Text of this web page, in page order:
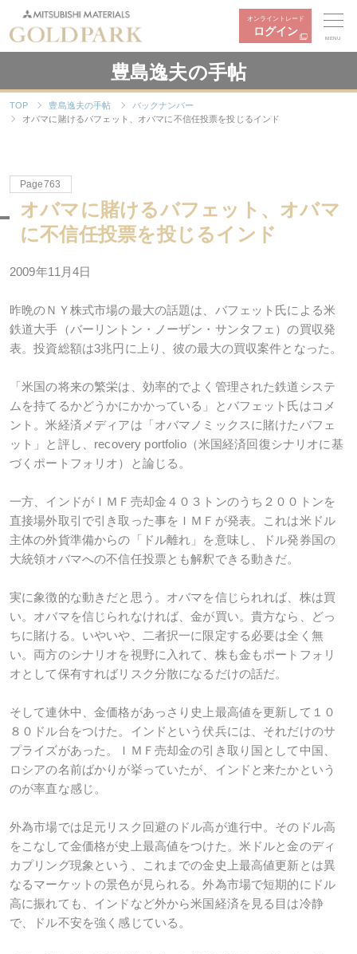
オンライントレード
ログイン
MENU
豊島逸夫の手帖
TOP 豊島逸夫の手帖
バックナンバー
オバマに賭けるバフェット、オバマに不信任投票を投じるインド
Page763
オバマに賭けるバフェット、オバマ
に不信任投票を投じるインド
2009年11月4日
昨晩のＮＹ株式市場の最大の話題は、バフェット氏による米
鉄道大手（バーリントン・ノーザン・サンタフェ）の買収発
表。投資総額は3兆円に上り、彼の最大の買収案件となった。
「米国の将来の繁栄は、効率的でよく管理された鉄道システ
ムを持てるかどうかにかかっている」とバフェット氏はコメ
ント。米経済メディアは「オバマノミックスに賭けたバフェ
ット」と評し、recovery portfolio（米国経済回復シナリオに基
づくポートフォリオ）と論じる。
一方、インドがＩＭＦ売却金４０３トンのうち２００トンを
直接場外取引で引き取った事をＩＭＦが発表。これは米ドル
主体の外貨準備からの「ドル離れ」を意味し、ドル発券国の
大統領オバマへの不信任投票とも解釈できる動きだ。
実に象徴的な動きだと思う。オバマを信じられれば、株は買
い。オバマを信じられなければ、金が買い。貴方なら、どっ
ちに賭ける。いやいや、二者択一に限定する必要は全く無
い。両方のシナリオを視野に入れて、株も金もポートフォリ
オとして保有すればリスク分散になるだけの話だ。
そして連休中、金価格があっさり史上最高値を更新して１０
８０ドル台をつけた。インドという伏兵には、それだけのサ
プライズがあった。ＩＭＦ売却金の引き取り国として中国、
ロシアの名前ばかりが挙っていたが、インドと来たかという
のが率直な感じ。
外為市場では足元リスク回避のドル高が進行中。そのドル高
をこなして金価格が史上最高値をつけた。米ドルと金のディ
カプリング現象という、これまでの金史上最高値更新とは異
なるマーケットの景色が見られる。外為市場で短期的にドル
高に振れても、インドなど外から米国経済を見る目は冷静
で、ドル不安を強く感じている。